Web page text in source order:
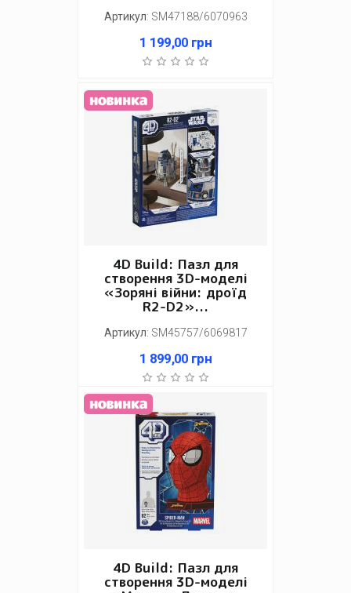
Артикул: SM47188/6070963
1 199,00 грн
4D Build: Пазл для
створення 3D-моделі
«Зоряні війни: дроїд
R2-D2»...
Артикул: SM45757/6069817
1 899,00 грн
4D Build: Пазл для
створення 3D-моделі